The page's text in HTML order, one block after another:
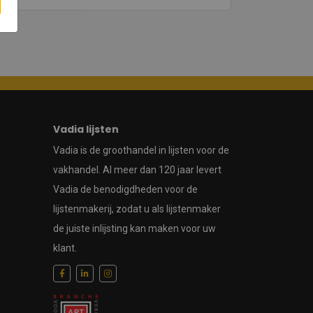
Vadia lijsten
Vadia is de groothandel in lijsten voor de
vakhandel. Al meer dan 120 jaar levert
Vadia de benodigdheden voor de
lijstenmakerij, zodat u als lijstenmaker
de juiste inlijsting kan maken voor uw
klant.